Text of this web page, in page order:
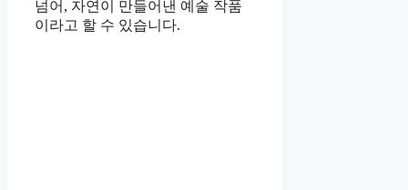
넘어, 자연이 만들어낸 예술 작품
이라고 할 수 있습니다.